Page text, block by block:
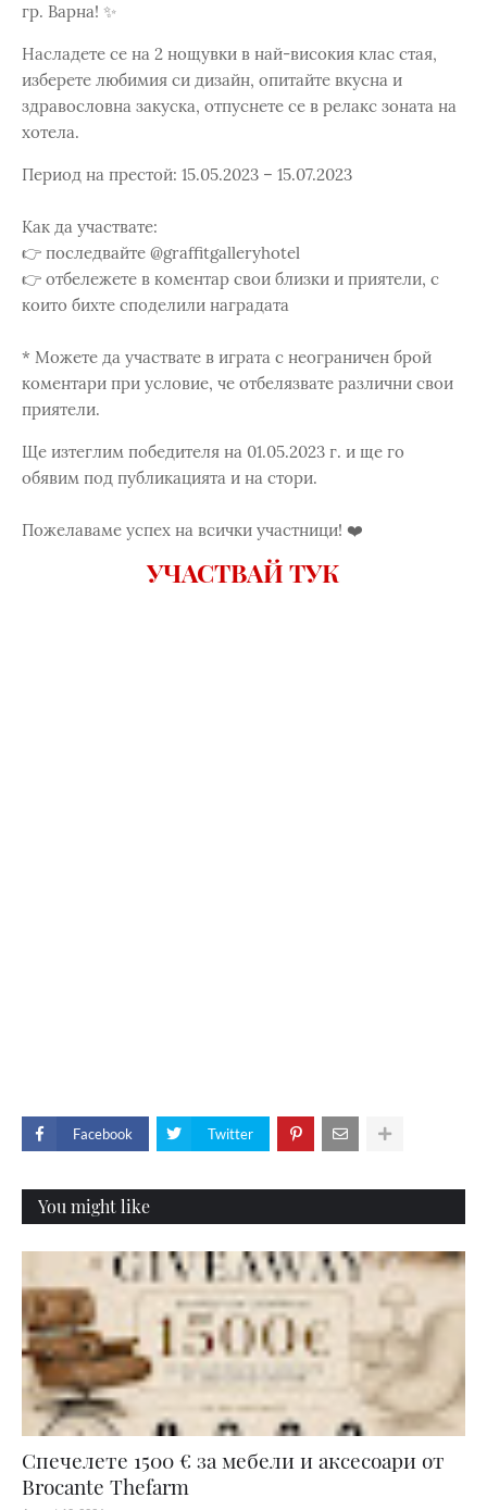
гр. Варна! ✨
Насладете се на 2 нощувки в най-високия клас стая,
изберете любимия си дизайн, опитайте вкусна и
здравословна закуска, отпуснете се в релакс зоната на
хотела.
Период на престой: 15.05.2023 – 15.07.2023
Как да участвате:
👉 последвайте @graffitgalleryhotel
👉 отбележете в коментар свои близки и приятели, с
които бихте споделили наградата
* Можете да участвате в играта с неограничен брой
коментари при условие, че отбелязвате различни свои
приятели.
Ще изтеглим победителя на 01.05.2023 г. и ще го
обявим под публикацията и на стори.
Пожелаваме успех на всички участници! ❤️
УЧАСТВАЙ ТУК
Facebook Twitter
You might like
Спечелете 1500 € за мебели и аксесоари от
Brocante Thefarm